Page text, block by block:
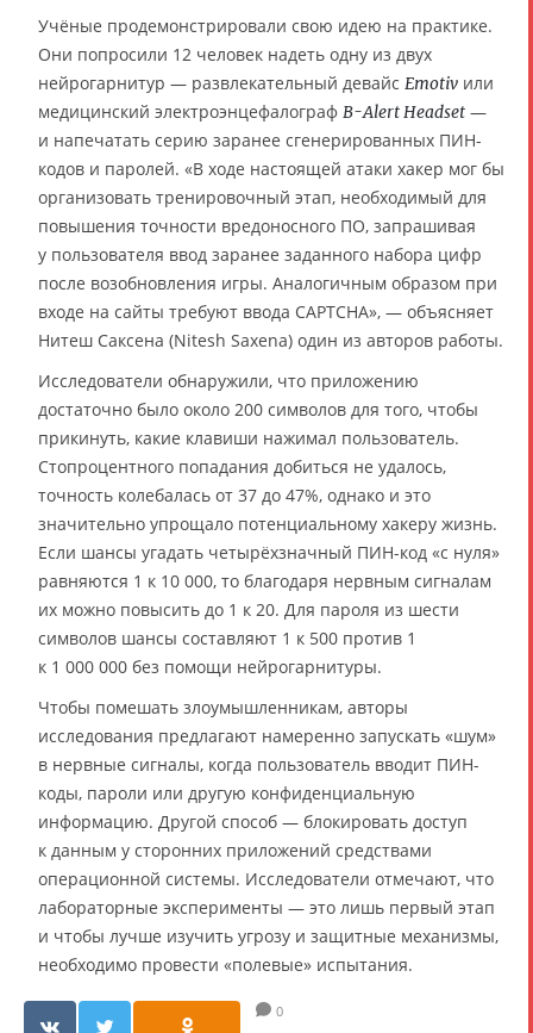
Учёные продемонстрировали свою идею на практике.
Они попросили 12 человек надеть одну из двух
нейрогарнитур — развлекательный девайс Emotiv или
медицинский электроэнцефалограф B-Alert Headset —
и напечатать серию заранее сгенерированных ПИН-
кодов и паролей. «В ходе настоящей атаки хакер мог бы
организовать тренировочный этап, необходимый для
повышения точности вредоносного ПО, запрашивая
у пользователя ввод заранее заданного набора цифр
после возобновления игры. Аналогичным образом при
входе на сайты требуют ввода CAPTCHA», — объясняет
Нитеш Саксена (Nitesh Saxena) один из авторов работы.
Исследователи обнаружили, что приложению
достаточно было около 200 символов для того, чтобы
прикинуть, какие клавиши нажимал пользователь.
Стопроцентного попадания добиться не удалось,
точность колебалась от 37 до 47%, однако и это
значительно упрощало потенциальному хакеру жизнь.
Если шансы угадать четырёхзначный ПИН-код «с нуля»
равняются 1 к 10 000, то благодаря нервным сигналам
их можно повысить до 1 к 20. Для пароля из шести
символов шансы составляют 1 к 500 против 1
к 1 000 000 без помощи нейрогарнитуры.
Чтобы помешать злоумышленникам, авторы
исследования предлагают намеренно запускать «шум»
в нервные сигналы, когда пользователь вводит ПИН-
коды, пароли или другую конфиденциальную
информацию. Другой способ — блокировать доступ
к данным у сторонних приложений средствами
операционной системы. Исследователи отмечают, что
лабораторные эксперименты — это лишь первый этап
и чтобы лучше изучить угрозу и защитные механизмы,
необходимо провести «полевые» испытания.
0